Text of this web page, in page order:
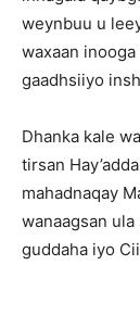
weynbuu u
waxaan
gaadhsiiyo
Dhanka kale
tirsan
mahadnaqay
wanaagsan ula
guddaha iyo